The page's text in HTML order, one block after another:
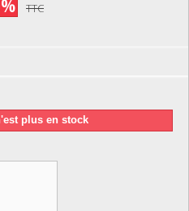
TTC
plus en stock